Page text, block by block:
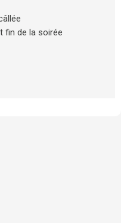
fin de la soirée